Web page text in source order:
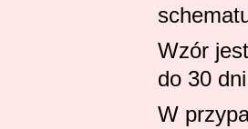
Wzór
do 30
W